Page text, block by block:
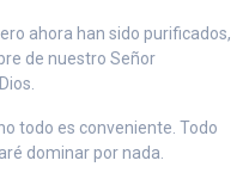
ahora han sido purificados,
de nuestro Señor
todo es conveniente. Todo
dominar por nada.